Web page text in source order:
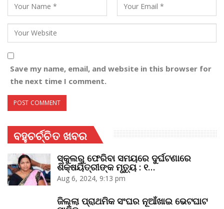
Save my name, email, and website in this browser for
the next time I comment.
ବହୁଚର୍ଚ୍ଚିତ ଖବର
ସ୍କୁଲରୁ ଫେରିବା ସମୟରେ ଦୁର୍ଘଟଣାରେ
ଶିକ୍ଷୟିତ୍ରୀଙ୍କ ମୃତ୍ୟୁ : ୧…
Aug 6, 2024, 9:13 pm
ଜିଲ୍ଲା ପ୍ରାଥମିକ ସଂଘର ନୂଆଁଖାଇ ଭେଟଘାଟ